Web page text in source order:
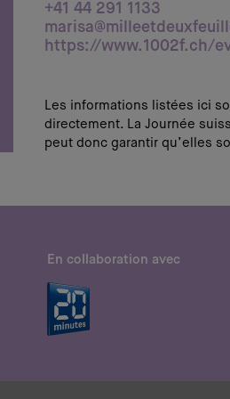
+41 44 291 1133
https://www.1002f.ch/
Les informations listées ici
directement. La Journée
peut donc garantir qu’elles
En collaboration avec